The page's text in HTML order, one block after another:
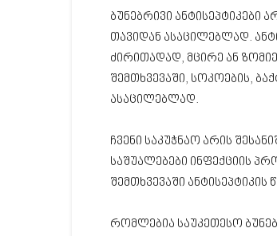
ბუნებრივი ანტისეპტიკები
თავიდან ასაცილებლად.
ძირითადად, მცირე ან
შემთხვევაში, სოკოების,
ასაცილებლად.
ჩვენი საკუჭნაო არის
საშუალებები ინფექციის
შემთხვევაში
რომლებია საუკეთესო